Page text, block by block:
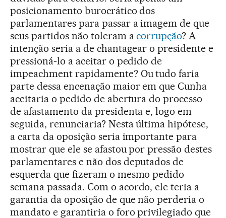
posicionamento burocrático dos
parlamentares para passar a imagem de que
seus partidos não toleram acorrupção? A
intenção seria a de chantagear o presidente e
pressioná-lo a aceitar o pedido de
impeachment rapidamente? Ou tudo faria
parte dessa encenação maior em que Cunha
aceitaria o pedido de abertura do processo
de afastamento da presidenta e, logo em
seguida, renunciaria? Nesta última hipótese,
a carta da oposição seria importante para
mostrar que ele se afastou por pressão destes
parlamentares e não dos deputados de
esquerda que fizeram o mesmo pedido
semana passada. Com o acordo, ele teria a
garantia da oposição de que não perderia o
mandato e garantiria o foro privilegiado que